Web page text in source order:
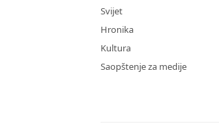
Svijet
Hronika
Kultura
Saopštenje za medije